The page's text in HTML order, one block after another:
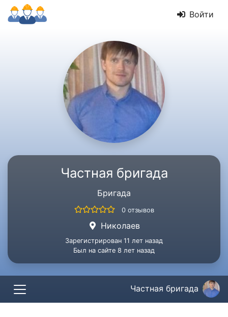
Войти
Частная бригада
Бригада
0 отзывов
Николаев
Зарегистрирован 11 лет назад
Был на сайте 8 лет назад
Частная бригада